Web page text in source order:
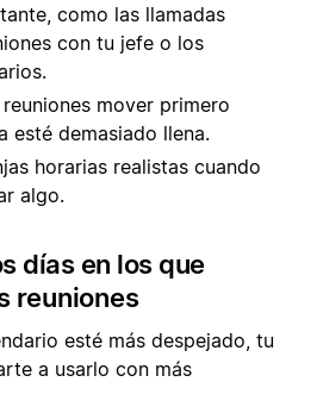
como las llamadas
con tu jefe o los
mover primero
esté demasiado llena.
horarias realistas cuando
algo.
días en los que
reuniones
esté más despejado, tu
a usarlo con más